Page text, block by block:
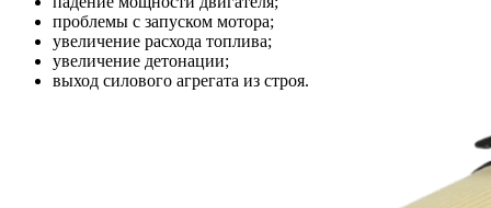
проблемы с запуском мотора;
увеличение расхода топлива;
увеличение детонации;
выход силового агрегата из строя.